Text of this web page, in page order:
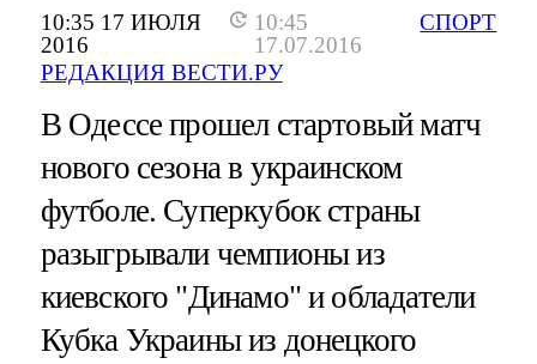
10:35 17 ИЮЛЯ
2016
10:45
17.07.2016
РЕДАКЦИЯ ВЕСТИ.РУ
СПОРТ
В Одессе прошел стартовый матч
нового сезона в украинском
футболе. Суперкубок страны
разыгрывали чемпионы из
киевского "Динамо" и обладатели
Кубка Украины из донецкого